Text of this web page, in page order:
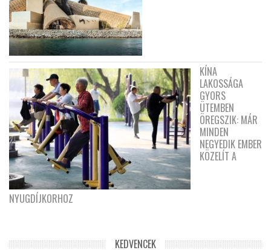
KÍNA
LAKOSSÁGA
GYORS
ÜTEMBEN
ÖREGSZIK: MÁR
MINDEN
NEGYEDIK EMBER
KÖZELÍT A
NYUGDÍJKORHOZ
KEDVENCEK